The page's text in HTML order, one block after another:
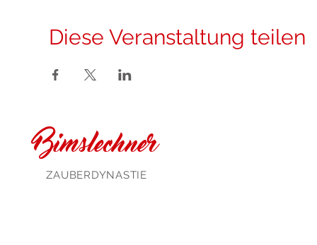
Diese Veranstaltung teilen
Bimslechner
ZAUBERDYNASTIE